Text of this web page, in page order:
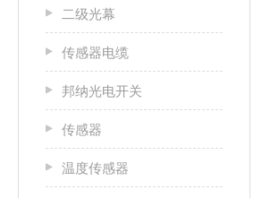
二级光幕
传感器电缆
邦纳光电开关
传感器
温度传感器